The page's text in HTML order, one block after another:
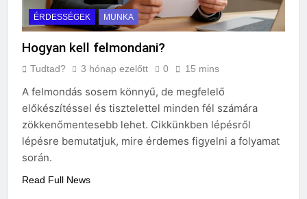
ÉRDESSÉGEK MUNKA
Hogyan kell felmondani?
Tudtad? 3 hónap ezelőtt 0 15 mins
A felmondás sosem könnyű, de megfelelő
előkészítéssel és tisztelettel minden fél számára
zökkenőmentesebb lehet. Cikkünkben lépésről
lépésre bemutatjuk, mire érdemes figyelni a folyamat
során.
Read Full News